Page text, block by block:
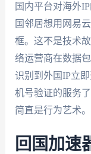
国内平台对海外
国邻居想用网易
框。这不是技术
络运营商在数据
识别到外国IP立
机号验证的服务
简直是行为艺术。
回国加速